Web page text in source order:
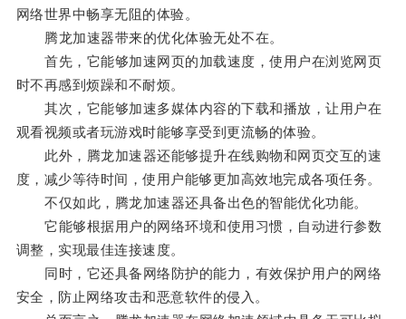
网络世界中畅享无阻的体验。
腾龙加速器带来的优化体验无处不在。
首先，它能够加速网页的加载速度，使用户在浏览网页
时不再感到烦躁和不耐烦。
其次，它能够加速多媒体内容的下载和播放，让用户在
观看视频或者玩游戏时能够享受到更流畅的体验。
此外，腾龙加速器还能够提升在线购物和网页交互的速
度，减少等待时间，使用户能够更加高效地完成各项任务。
不仅如此，腾龙加速器还具备出色的智能优化功能。
它能够根据用户的网络环境和使用习惯，自动进行参数
调整，实现最佳连接速度。
同时，它还具备网络防护的能力，有效保护用户的网络
安全，防止网络攻击和恶意软件的侵入。